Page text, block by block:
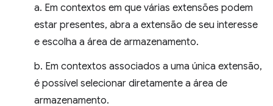
a. Em contextos em que várias extensões podem
estar presentes, abra a extensão de seu interesse
e escolha a área de armazenamento.
b. Em contextos associados a uma única extensão,
é possível selecionar diretamente a área de
armazenamento.